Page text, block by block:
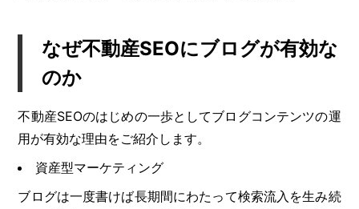
なぜ不動産SEOにブログが有効な
のか
不動産SEOのはじめの一歩としてブログコンテンツの運
用が有効な理由をご紹介します。
資産型マーケティング
ブログは一度書けば長期間にわたって検索流入を生み続